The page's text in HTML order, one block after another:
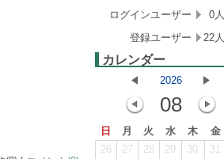
ログインユーザー
0人
登録ユーザー
22人
カレンダー
2026
08
日 月 火 水 木 金
26
27 28 29 30 31